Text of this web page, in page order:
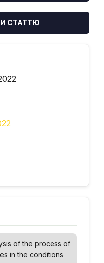
СТАТТЮ
of the process of
in the conditions